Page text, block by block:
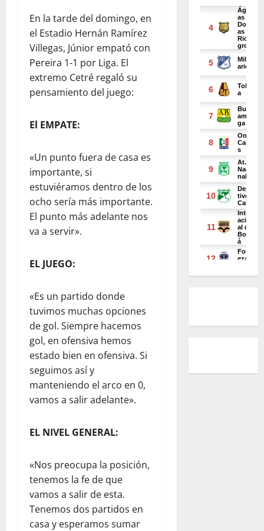
En la tarde del domingo, en
el Estadio Hernán Ramírez
Villegas, Júnior empató con
Pereira 1-1 por Liga. El
extremo Cetré regaló su
pensamiento del juego:
El EMPATE:
«Un punto fuera de casa es
importante, si
estuviéramos dentro de los
ocho sería más importante.
El punto más adelante nos
va a servir».
EL JUEGO:
«Es un partido donde
tuvimos muchas opciones
de gol. Siempre hacemos
gol, en ofensiva hemos
estado bien en ofensiva. Si
seguimos así y
manteniendo el arco en 0,
vamos a salir adelante».
EL NIVEL GENERAL:
«Nos preocupa la posición,
tenemos la fe de que
vamos a salir de esta.
Tenemos dos partidos en
casa y esperamos sumar